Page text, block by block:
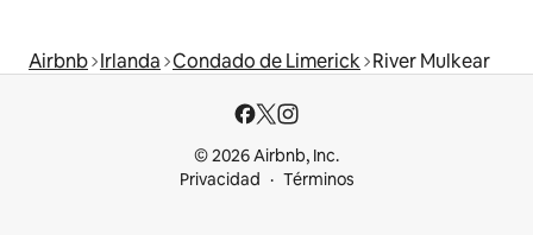
Airbnb Irlanda Condado de Limerick River Mulkear
© 2026 Airbnb, Inc.
Privacidad
Términos